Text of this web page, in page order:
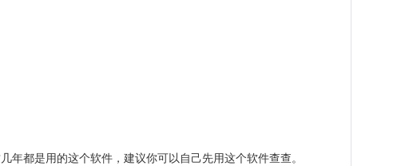
都是用的这个软件，建议你可以自己先用这个软件查查。